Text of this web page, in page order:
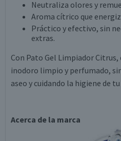
Neutraliza olores y
Aroma cítrico que
Práctico y efectivo, sin
extras.
Con Pato Gel Limpiador Citrus,
inodoro limpio y perfumado,
aseo y cuidando la higiene de
Acerca de la marca